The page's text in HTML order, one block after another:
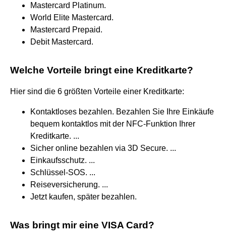
Mastercard Platinum.
World Elite Mastercard.
Mastercard Prepaid.
Debit Mastercard.
Welche Vorteile bringt eine Kreditkarte?
Hier sind die 6 größten Vorteile einer Kreditkarte:
Kontaktloses bezahlen. Bezahlen Sie Ihre Einkäufe
bequem kontaktlos mit der NFC-Funktion Ihrer
Kreditkarte. ...
Sicher online bezahlen via 3D Secure. ...
Einkaufsschutz. ...
Schlüssel-SOS. ...
Reiseversicherung. ...
Jetzt kaufen, später bezahlen.
Was bringt mir eine VISA Card?